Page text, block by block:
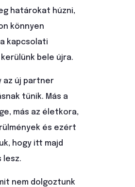
határokat húzni,
könnyen
kapcsolati
bele újra.
az új partner
tűnik. Más a
más az életkora,
és ezért
hogy itt majd
lesz.
nem dolgoztunk